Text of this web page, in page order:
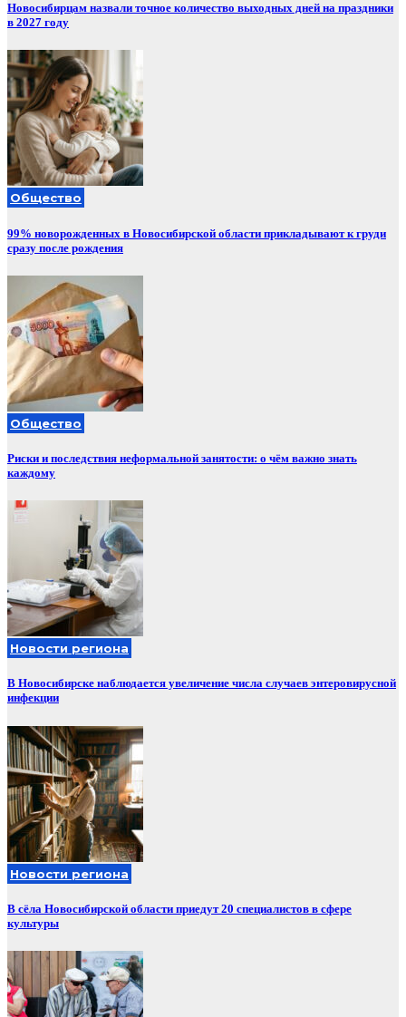
Новосибирцам назвали точное количество выходных дней на праздники
в 2027 году
Общество
99% новорожденных в Новосибирской области прикладывают к груди
сразу после рождения
Общество
Риски и последствия неформальной занятости: о чём важно знать
каждому
Новости региона
В Новосибирске наблюдается увеличение числа случаев энтеровирусной
инфекции
Новости региона
В сёла Новосибирской области приедут 20 специалистов в сфере
культуры